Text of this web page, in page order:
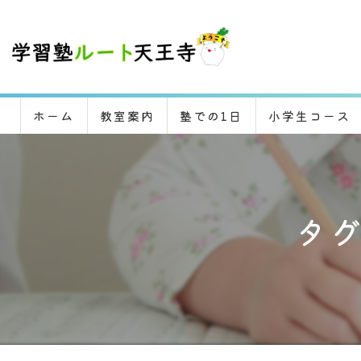
ホーム 教室案内 塾での1日 小学生コース
タ